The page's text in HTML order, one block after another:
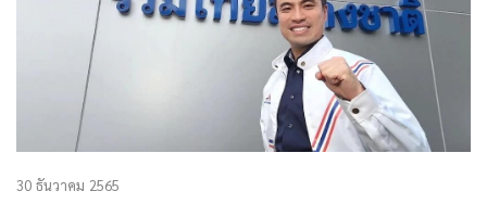
30 ธันวาคม 2565